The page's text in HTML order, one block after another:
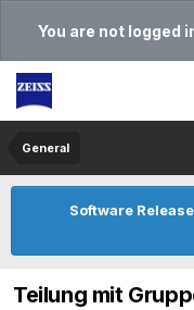
You are not logged
General
Software
Teilung mit